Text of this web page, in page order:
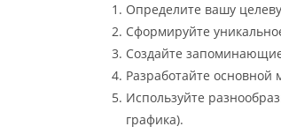
Определите вашу
Сформируйте
Создайте
Разработайте основной
Используйте
графика).